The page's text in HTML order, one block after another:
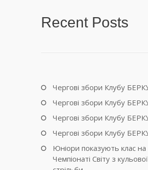
Recent Posts
Чергові збори Клубу
Чергові збори Клубу
Чергові збори Клубу
Чергові збори Клубу
Юніори показують клас на
Чемпіонаті Світу з кульової